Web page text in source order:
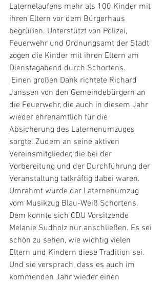
Laternelaufens mehr als 100 Kinder mit
ihren Eltern vor dem Bürgerhaus
begrüßen. Unterstützt von Polizei,
Feuerwehr und Ordnungsamt der Stadt
zogen die Kinder mit ihren Eltern am
Dienstagabend durch Schortens.
Janssen von den Gemeindebürgern an
die Feuerwehr, die auch in diesem Jahr
wieder ehrenamtlich für die
Absicherung des Laternenumzuges
sorgte. Zudem an seine aktiven
Vereinsmitglieder, die bei der
Vorbereitung und der Durchführung der
Veranstaltung tatkräftig dabei waren.
Umrahmt wurde der Laternenumzug
vom Musikzug Blau-Weiß Schortens.
Dem konnte sich CDU Vorsitzende
Melanie Sudholz nur anschließen. Es sei
schön zu sehen, wie wichtig vielen
Eltern und Kindern diese Tradition sei.
Und sie versprach, dass es auch im
kommenden Jahr wieder einen